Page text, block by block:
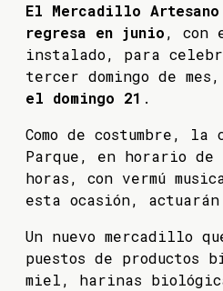
El Mercadillo Artesano
regresa en junio, con
instalado, para
tercer domingo de
el domingo 21 .
Como de costumbre,
Parque, en horario de
horas, con vermú
esta ocasión,
Un nuevo mercadillo
puestos de productos
miel, harinas